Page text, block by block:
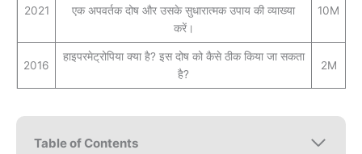
2021
एक अपवर्तक दोष और उसके सुधारात्मक उपाय की व्याख्या
करें।
10M
2016
हाइपरमेट्रोपिया क्या है? इस दोष को कैसे ठीक किया जा सकता
है?
2M
Table of Contents